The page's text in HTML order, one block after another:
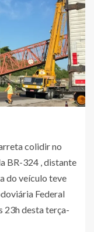
colidir no
BR-324 , distante
do veículo teve
Federal
23h desta terça-